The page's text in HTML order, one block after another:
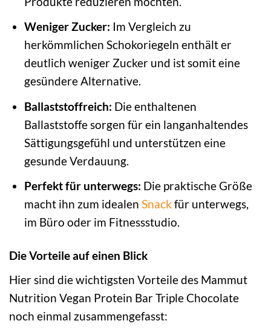
Weniger Zucker: Im Vergleich zu
herkömmlichen Schokoriegeln enthält er
deutlich weniger Zucker und ist somit eine
gesündere Alternative.
Ballaststoffreich: Die enthaltenen
Ballaststoffe sorgen für ein langanhaltendes
Sättigungsgefühl und unterstützen eine
gesunde Verdauung.
Perfekt für unterwegs: Die praktische Größe
macht ihn zum idealen Snack für unterwegs,
im Büro oder im Fitnessstudio.
Die Vorteile auf einen Blick
Hier sind die wichtigsten Vorteile des Mammut
Nutrition Vegan Protein Bar Triple Chocolate
noch einmal zusammengefasst: